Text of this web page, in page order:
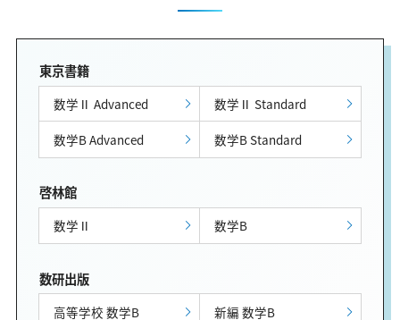
東京書籍
数学Ⅱ Advanced
数学Ⅱ Standard
数学B Advanced
数学B Standard
啓林館
数学Ⅱ 数学B
数研出版
高等学校 数学B 新編 数学B